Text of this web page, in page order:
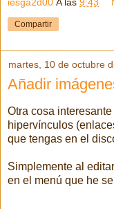
iesga2d00 A las 9:43
Compartir
martes, 10 de octubre
Añadir
Otra cosa
hipervínculos
que tengas en el
Simplemente al
en el menú que he